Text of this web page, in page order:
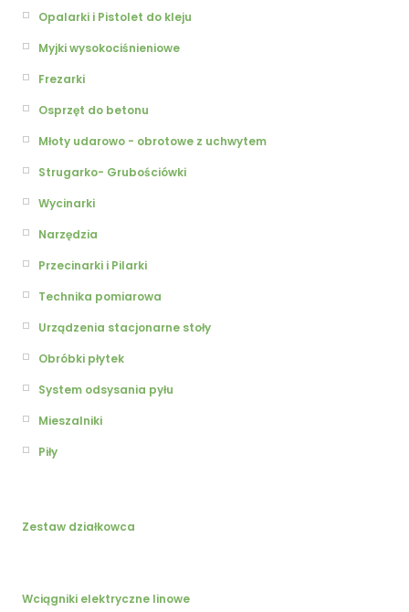
Opalarki i Pistolet do kleju
Myjki wysokociśnieniowe
Frezarki
Osprzęt do betonu
Młoty udarowo - obrotowe z uchwytem
Strugarko- Grubościówki
Wycinarki
Narzędzia
Przecinarki i Pilarki
Technika pomiarowa
Urządzenia stacjonarne stoły
Obróbki płytek
System odsysania pyłu
Mieszalniki
Piły
Zestaw działkowca
Wciągniki elektryczne linowe